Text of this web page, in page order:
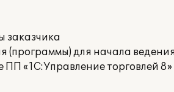
заказчика
для начала
«1С:Управление торговлей